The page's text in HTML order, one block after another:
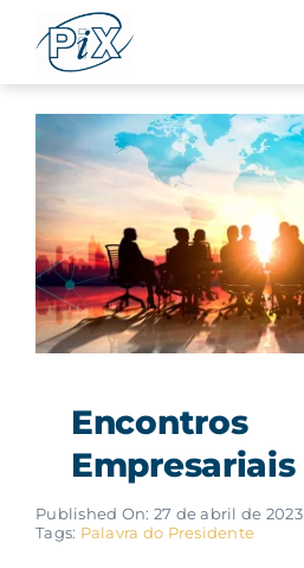
para
o
conteúdo
Encontros
Empresariais
Published On: 27 de abril de 2023
Tags: Palavra do Presidente